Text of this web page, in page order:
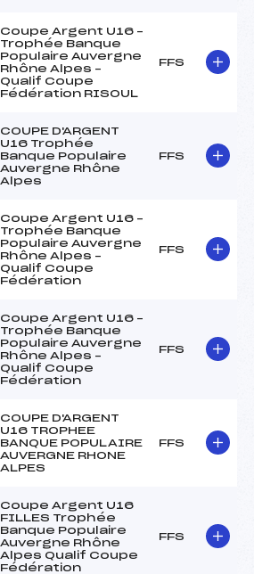
Coupe Argent U16 –
Trophée Banque
Populaire Auvergne
Rhône Alpes –
Qualif Coupe
Fédération RISOUL
FFS
COUPE D'ARGENT
U16 Trophée
Banque Populaire
Auvergne Rhône
Alpes
FFS
Coupe Argent U16 –
Trophée Banque
Populaire Auvergne
Rhône Alpes –
Qualif Coupe
Fédération
FFS
Coupe Argent U16 –
Trophée Banque
Populaire Auvergne
Rhône Alpes –
Qualif Coupe
Fédération
FFS
COUPE D'ARGENT
U16 TROPHEE
BANQUE POPULAIRE
AUVERGNE RHONE
ALPES
FFS
Coupe Argent U16
FILLES Trophée
Banque Populaire
Auvergne Rhône
Alpes Qualif Coupe
Fédération
FFS